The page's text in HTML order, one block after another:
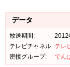
データ
放送期間:
2012
テレビチャネル: テレ
密接グループ:
でん